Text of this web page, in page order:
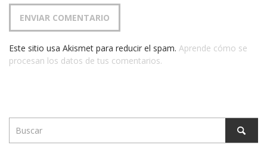
Este sitio usa Akismet para reducir el spam. Aprende cómo se
procesan los datos de tus comentarios.